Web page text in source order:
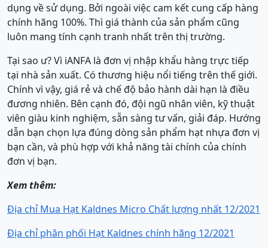
dụng về sử dụng. Bởi ngoài việc cam kết cung cấp hàng
chính hãng 100%. Thì giá thành của sản phẩm cũng
luôn mang tính cạnh tranh nhất trên thị trường.
Tại sao ư? Vì iANFA là đơn vị nhập khẩu hàng trực tiếp
tại nhà sản xuất. Có thương hiệu nổi tiếng trên thế giới.
Chính vì vậy, giá rẻ và chế độ bảo hành dài hạn là điều
đương nhiên. Bên cạnh đó, đội ngũ nhân viên, kỹ thuật
viên giàu kinh nghiệm, sẵn sàng tư vấn, giải đáp. Hướng
dẫn bạn chọn lựa đúng dòng sản phẩm hạt nhựa đơn vị
bạn cần, và phù hợp với khả năng tài chính của chính
đơn vị bạn.
Xem thêm:
Địa chỉ Mua Hạt Kaldnes Micro Chất lượng nhất 12/2021
Địa chỉ phân phối Hạt Kaldnes chính hãng 12/2021